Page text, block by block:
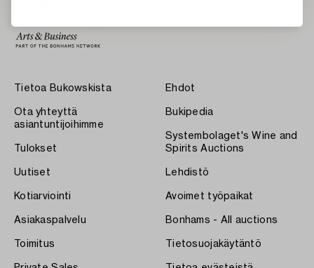
Tietoa Bukowskista
Ota yhteyttä
asiantuntijoihimme
Tulokset
Uutiset
Kotiarviointi
Asiakaspalvelu
Toimitus
Ehdot
Bukipedia
Systembolaget's Wine and
Spirits Auctions
Lehdistö
Avoimet työpaikat
Bonhams - All auctions
Tietosuojakäytäntö